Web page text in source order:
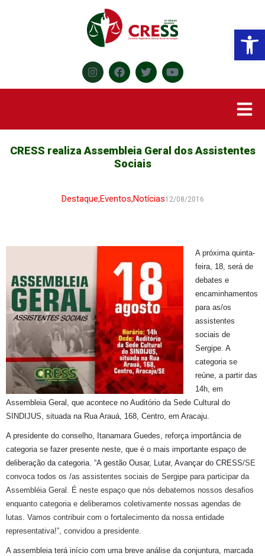
CRESS realiza Assembleia Geral dos Assistentes
Sociais
Destaque,Eventos,Notícias12/08/2016
A próxima quinta-
feira, 18, será de
debates e
encaminhamentos
para as/os
assistentes
sociais de
Sergipe. A
categoria se
reúne, a partir das
14h, em
Assembleia Geral, que acontece no Auditório da Sede Cultural do
SINDIJUS, situada na Rua Arauá, 168, Centro, em Aracaju.
A presidente do conselho, Itanamara Guedes, reforça importância de
categoria se fazer presente neste, que é o mais importante espaço de
deliberação da categoria. “A gestão Ousar, Lutar, Avançar do CRESS/SE
convoca todos os /as assistentes sociais de Sergipe para participar da
Assembléia Geral. É neste espaço que nós debatemos nossos desafios
enquanto categoria e deliberamos coletivamente nossas agendas de
lutas. Vamos contribuir com o fortalecimento da nossa entidade
representativa!”, convidou a presidente.
A assembleia terá início com uma breve análise da conjuntura, marcada